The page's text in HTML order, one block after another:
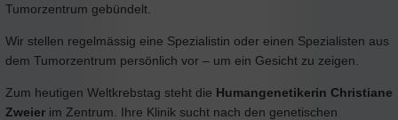
Tumorzentrum gebündelt.
Wir stellen regelmässig eine Spezialistin oder einen Spezialisten aus
dem Tumorzentrum persönlich vor – um ein Gesicht zu zeigen.
Zum heutigen Weltkrebstag steht die Humangenetikerin Christiane
Zweier im Zentrum. Ihre Klinik sucht nach den genetischen